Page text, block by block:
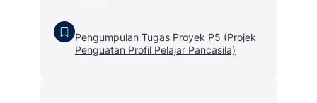
Pengumpulan Tugas Proyek P5 (Projek
Penguatan Profil Pelajar Pancasila)